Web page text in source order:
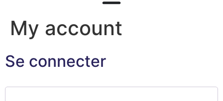
My account
Se connecter